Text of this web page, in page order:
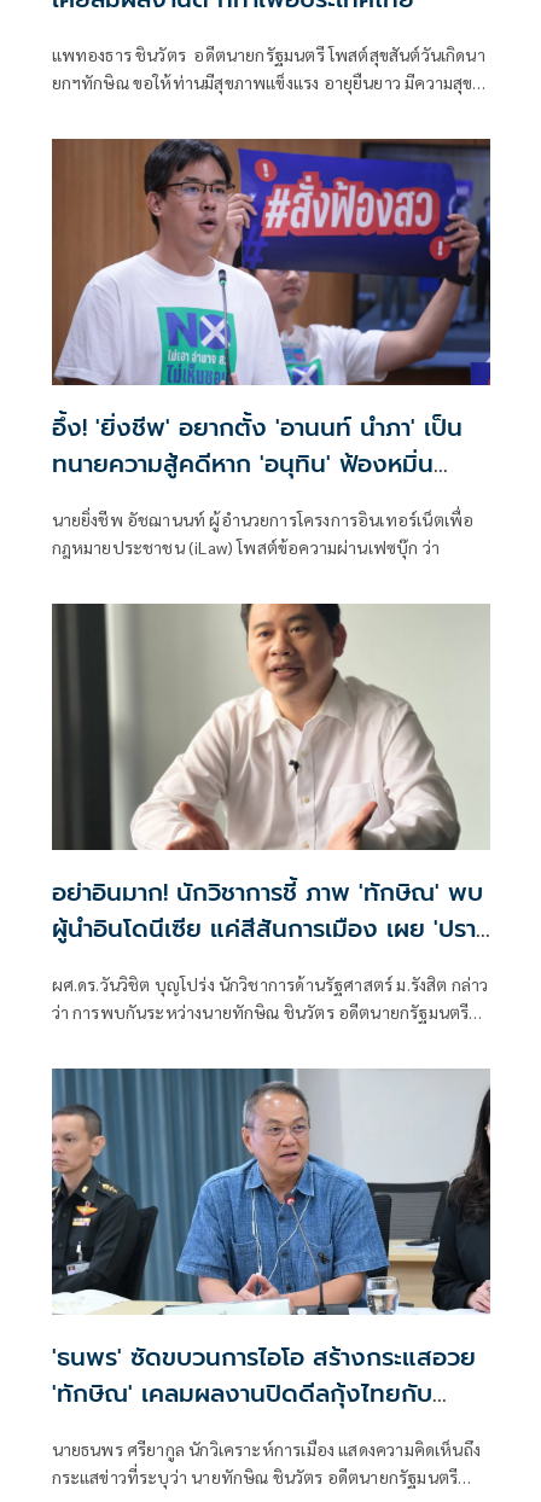
แพทองธาร ชินวัตร อดีตนายกรัฐมนตรี โพสต์สุขสันต์วันเกิดนา
ยกฯทักษิณ ขอให้ท่านมีสุขภาพแข็งแรง อายุยืนยาว มีความสุข
อึ้ง! 'ยิ่งชีพ' อยากตั้ง 'อานนท์ นำภา' เป็น
ทนายความสู้คดีหาก 'อนุทิน' ฟ้องหมิ่น
ประมาท
นายยิ่งชีพ อัชฌานนท์ ผู้อำนวยการโครงการอินเทอร์เน็ตเพื่อ
กฎหมายประชาชน (iLaw) โพสต์ข้อความผ่านเฟซบุ๊ก ว่า
อย่าอินมาก! นักวิชาการชี้ ภาพ 'ทักษิณ' พบ
ผู้นำอินโดนีเซีย แค่สีสันการเมือง เผย 'ปรา
นานาชาติเข้าใจ นายกฯ-รัฐบาล ผู้มีอำนาจตัว
ผศ.ดร.วันวิชิต บุญโปร่ง นักวิชาการด้านรัฐศาสตร์ ม.รังสิต กล่าว
ว่า การพบกันระหว่างนายทักษิณ ชินวัตร อดีตนายกรัฐมนตรี
ผิดปกติ เพราะทั้งสองมีความสัมพันธ์ส่วนตัวที่สั่งสมมาเป็นเวลา
นาน ภาพที่ออกมา เป็นสีสันการเมืองเท่านั้น
'ธนพร' ซัดขบวนการไอโอ สร้างกระแสอวย
'ทักษิณ' เคลมผลงานปิดดีลกุ้งไทยกับ
นายธนพร ศรียากูล นักวิเคราะห์การเมือง แสดงความคิดเห็นถึง
กระแสข่าวที่ระบุว่า นายทักษิณ ชินวัตร อดีตนายกรัฐมนตรี